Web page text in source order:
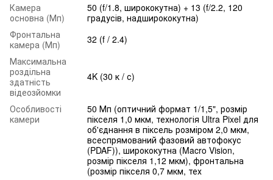
Камера
основна (Мп)
50 (f/1.8, ширококутна) + 13 (f/2.2, 120
градусів, надширококутна)
Фронтальна
камера (Мп)
32 (f / 2.4)
Максимальна
роздільна
здатність
відеозйомки
4K (30 к / с)
Особливості
камери
50 Мп (оптичний формат 1/1,5", розмір
пікселя 1,0 мкм, технологія Ultra Pixel для
об'єднання в піксель розміром 2,0 мкм,
всеспрямований фазовий автофокус
(PDAF)), ширококутна (Macro Vision,
розмір пікселя 1,12 мкм), фронтальна
(розмір пікселя 0,7 мкм, тех